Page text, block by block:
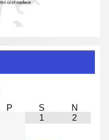
P S
N
1
2